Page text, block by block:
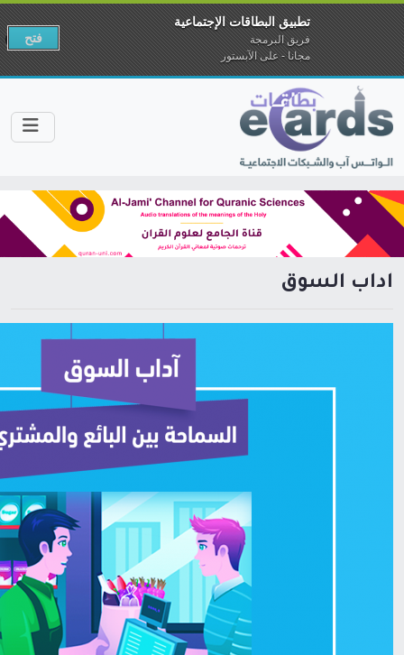
آداب السوق
تطبيق البطاقات الإجتماعية
فريق البرمجة
مجانا - على الآبستور
فتح